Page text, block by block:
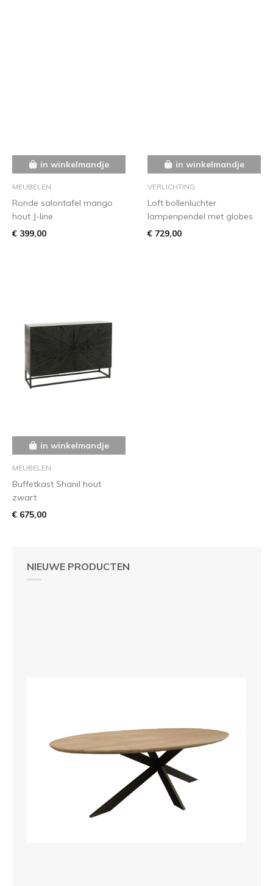
NIEUWE PRODUCTEN
in winkelmandje
MEUBELEN
Ronde salontafel mango
hout J-line
€ 399,00
in winkelmandje
VERLICHTING
Loft bollenluchter
lampenpendel met globes
€ 729,00
in winkelmandje
MEUBELEN
Buffetkast Shanil hout
zwart
€ 675,00